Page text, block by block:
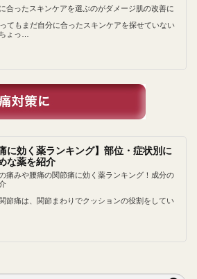
合ったスキンケアを選ぶのがダメージ肌の改善に
てもまだ自分に合ったスキンケアを探せていない
ょっ…
に効く薬ランキング】部位・症状別に
な薬を紹介
痛みや腰痛の関節痛に効く薬ランキング！成分の
節痛は、関節まわりでクッションの役割をしてい